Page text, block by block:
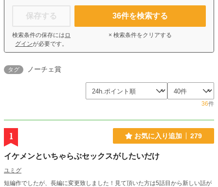
保存する
検索条件の保存には ロ
グインが必要です。
36件を検索する
× 検索条件をクリアする
タグ ノーチェ賞
36件
1 お気に入り追加 279
イケメンといちゃらぶセックスがしたいだけ
ユミグ
短編作でしたが、長編に変更致しました！見て頂いた方は5話目から新しい話が